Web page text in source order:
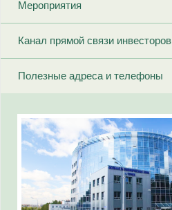
Мероприятия
Канал прямой связи инвесторов
Полезные адреса и телефоны